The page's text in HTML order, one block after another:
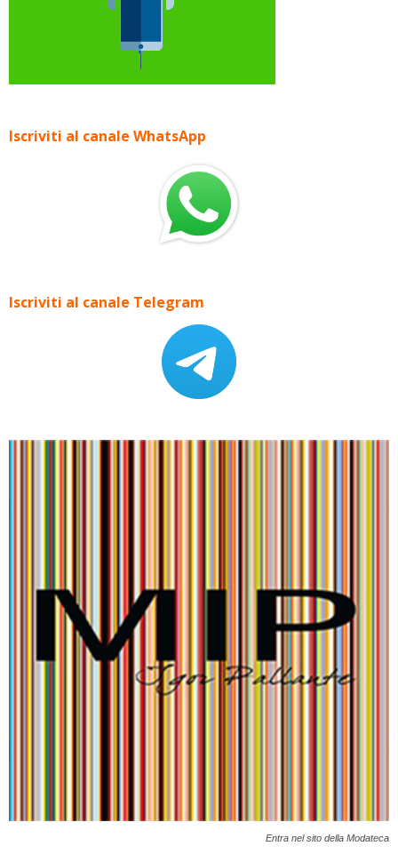
Iscriviti al canale WhatsApp
Iscriviti al canale Telegram
Entra nel sito della Modateca